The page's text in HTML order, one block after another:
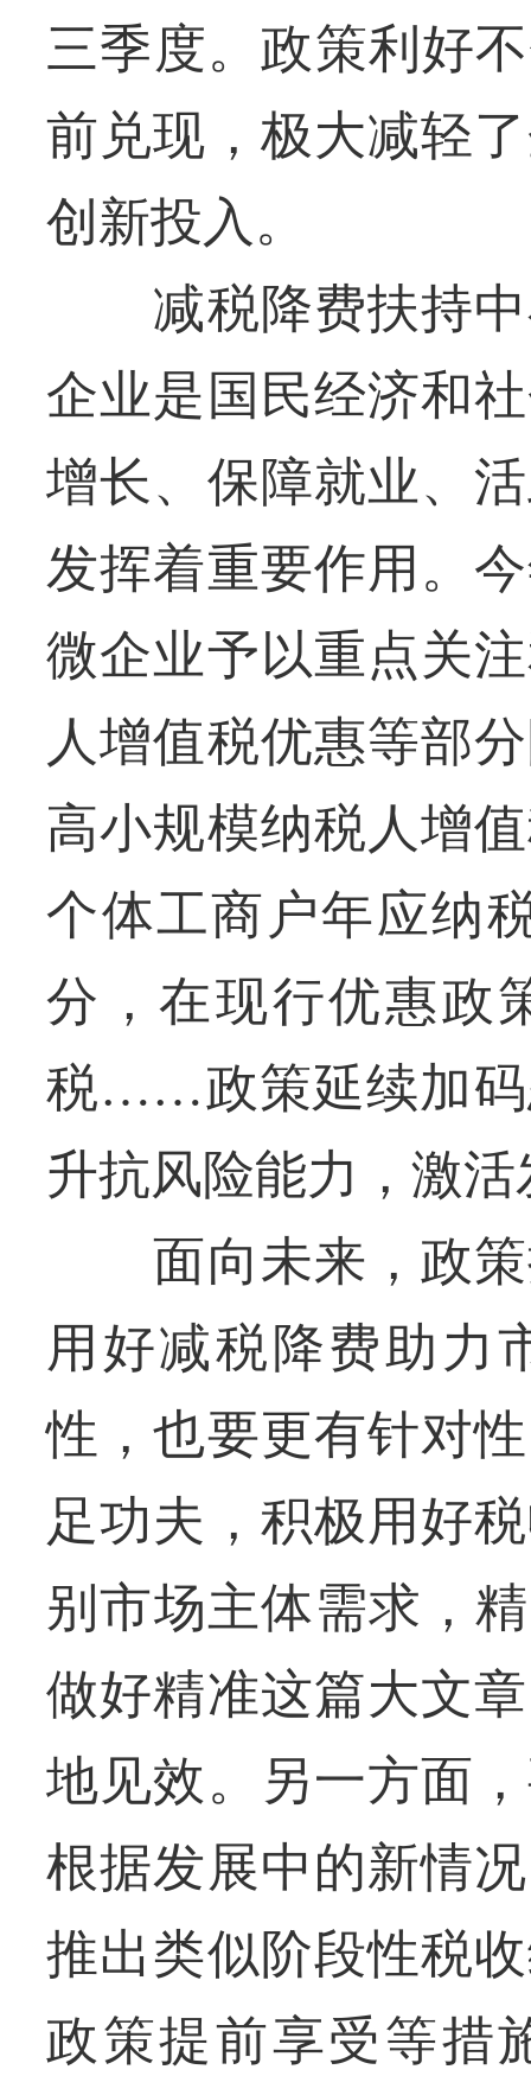
三季度。政策利好
前兑现，极大减轻
创新投入。
减税降费扶持中
企业是国民经济和
增长、保障就业、
发挥着重要作用。
微企业予以重点关
人增值税优惠等部
高小规模纳税人增
个体工商户年应纳
分，在现行优惠政
税……政策延续加码
升抗风险能力，激
面向未来，政策
用好减税降费助力
性，也要更有针对
足功夫，积极用好
别市场主体需求，
做好精准这篇大文
地见效。另一方面
根据发展中的新情
推出类似阶段性税
政策提前享受等措